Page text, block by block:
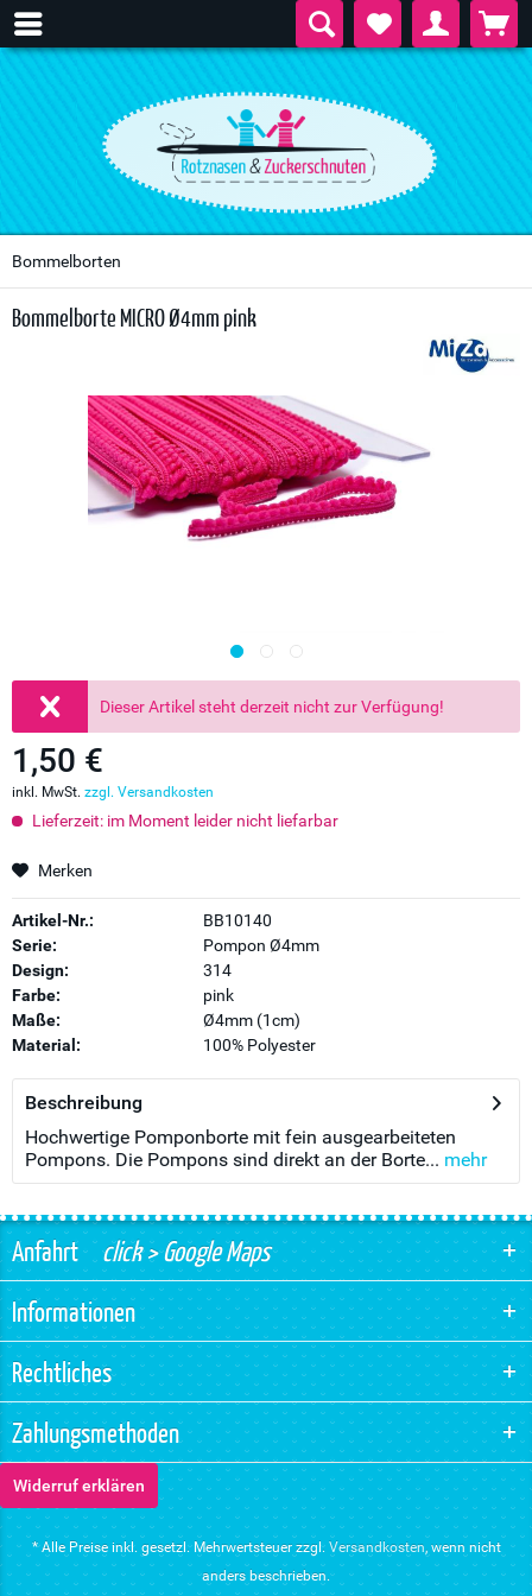
Bommelborten
Bommelborte MICRO Ø4mm pink
Dieser Artikel steht derzeit nicht zur Verfügung!
1,50 €
inkl. MwSt. zzgl. Versandkosten
Lieferzeit: im Moment leider nicht liefarbar
Merken
Artikel-Nr.:
BB10140
Serie:
Pompon Ø4mm
Design:
314
Farbe:
pink
Maße:
Ø4mm (1cm)
Material:
100% Polyester
Beschreibung
Hochwertige Pomponborte mit fein ausgearbeiteten
Pompons. Die Pompons sind direkt an der Borte... mehr
Anfahrtclick > Google Maps
Informationen
Rechtliches
Zahlungsmethoden
Widerruf erklären
* Alle Preise inkl. gesetzl. Mehrwertsteuer zzgl. Versandkosten, wenn nicht
anders beschrieben.